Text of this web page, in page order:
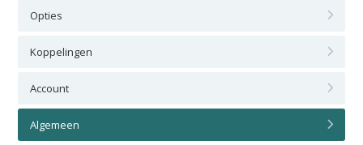
Opties
Koppelingen
Account
Algemeen